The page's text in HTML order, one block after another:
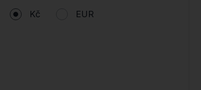
Kč EUR